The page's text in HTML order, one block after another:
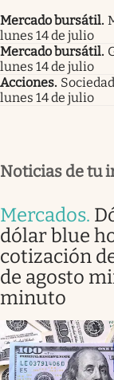
Mercado bursátil.
lunes 14 de julio
Mercado bursátil.
lunes 14 de julio
Acciones.
lunes 14 de julio
Noticias de tu
Mercados.
dólar blue
cotización
de agosto
minuto